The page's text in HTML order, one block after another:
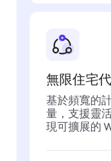
無限住宅
基於頻寬的
量，支援靈
現可擴展的